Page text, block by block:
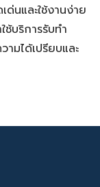
นและใช้งานง่าย
ช้บริการรับทำ
มได้เปรียบและ